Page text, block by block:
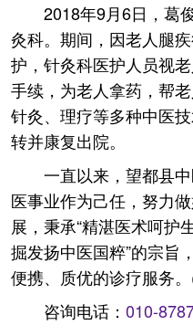
2018年9月6日，葛
灸科。期间，因老人腿
护，针灸科医护人员视
手续，为老人拿药，帮
针灸、理疗等多种中医
转并康复出院。
一直以来，望都县
医事业作为己任，努力
展，秉承“精湛医术呵护
掘发扬中医国粹”的宗旨
便携、质优的诊疗服务
咨询电话： 010-